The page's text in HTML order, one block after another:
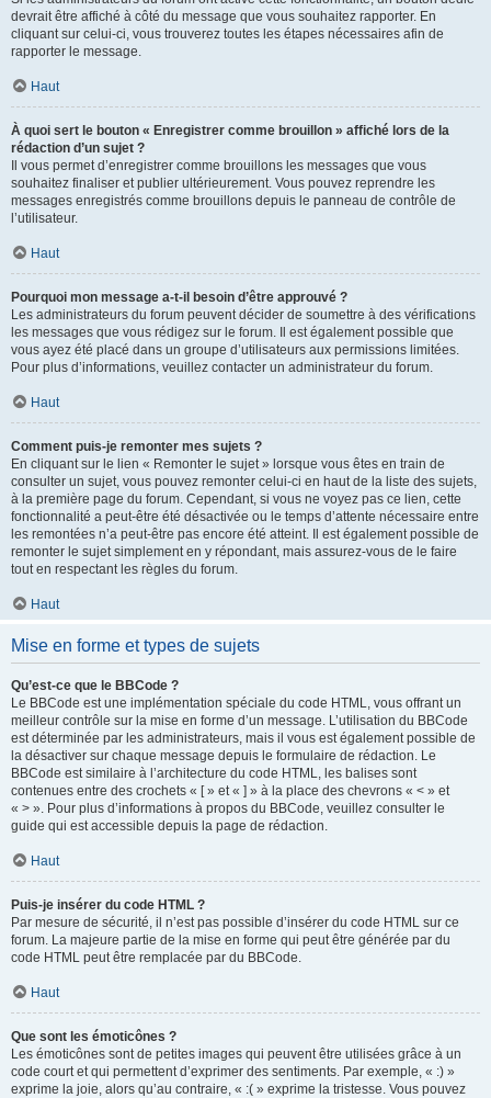
devrait être affiché à côté du message que vous souhaitez rapporter. En
cliquant sur celui-ci, vous trouverez toutes les étapes nécessaires afin de
rapporter le message.
Haut
À quoi sert le bouton « Enregistrer comme brouillon » affiché lors de la
rédaction d’un sujet ?
Il vous permet d’enregistrer comme brouillons les messages que vous
souhaitez finaliser et publier ultérieurement. Vous pouvez reprendre les
messages enregistrés comme brouillons depuis le panneau de contrôle de
l’utilisateur.
Haut
Pourquoi mon message a-t-il besoin d’être approuvé ?
Les administrateurs du forum peuvent décider de soumettre à des vérifications
les messages que vous rédigez sur le forum. Il est également possible que
vous ayez été placé dans un groupe d’utilisateurs aux permissions limitées.
Pour plus d’informations, veuillez contacter un administrateur du forum.
Haut
Comment puis-je remonter mes sujets ?
En cliquant sur le lien « Remonter le sujet » lorsque vous êtes en train de
consulter un sujet, vous pouvez remonter celui-ci en haut de la liste des sujets,
à la première page du forum. Cependant, si vous ne voyez pas ce lien, cette
fonctionnalité a peut-être été désactivée ou le temps d’attente nécessaire entre
les remontées n’a peut-être pas encore été atteint. Il est également possible de
remonter le sujet simplement en y répondant, mais assurez-vous de le faire
tout en respectant les règles du forum.
Haut
Mise en forme et types de sujets
Qu’est-ce que le BBCode ?
Le BBCode est une implémentation spéciale du code HTML, vous offrant un
meilleur contrôle sur la mise en forme d’un message. L’utilisation du BBCode
est déterminée par les administrateurs, mais il vous est également possible de
la désactiver sur chaque message depuis le formulaire de rédaction. Le
BBCode est similaire à l’architecture du code HTML, les balises sont
contenues entre des crochets « [ » et « ] » à la place des chevrons « < » et
« > ». Pour plus d’informations à propos du BBCode, veuillez consulter le
guide qui est accessible depuis la page de rédaction.
Haut
Puis-je insérer du code HTML ?
Par mesure de sécurité, il n’est pas possible d’insérer du code HTML sur ce
forum. La majeure partie de la mise en forme qui peut être générée par du
code HTML peut être remplacée par du BBCode.
Haut
Que sont les émoticônes ?
Les émoticônes sont de petites images qui peuvent être utilisées grâce à un
code court et qui permettent d’exprimer des sentiments. Par exemple, « :) »
exprime la joie, alors qu’au contraire, « :( » exprime la tristesse. Vous pouvez